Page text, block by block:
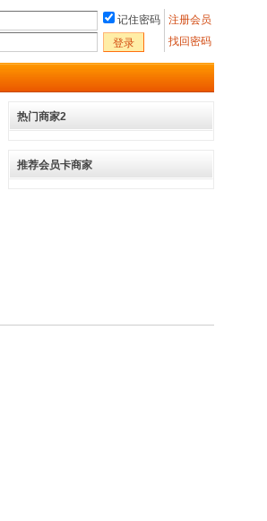
注册会员
找回密码
记住密码
登录
热门商家2
推荐会员卡商家